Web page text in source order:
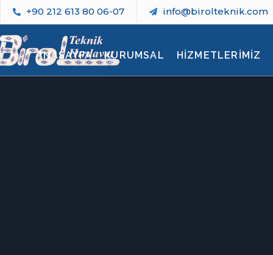
+90 212 613 80 06-07 info@birolteknik.com
ANASAYFA KURUMSAL HİZMETLERİMİZ